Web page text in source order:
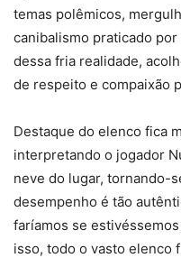
temas polêmicos,
canibalismo praticado
dessa fria realidade,
de respeito e compaixão
Destaque do elenco fica
interpretando o jogador
neve do lugar, tornando-
desempenho é tão
faríamos se
isso, todo o vasto elenco